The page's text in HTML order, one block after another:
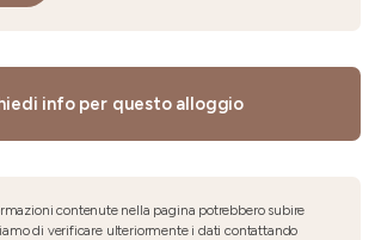
info per questo alloggio
contenute nella pagina potrebbero subire
di verificare ulteriormente i dati contattando